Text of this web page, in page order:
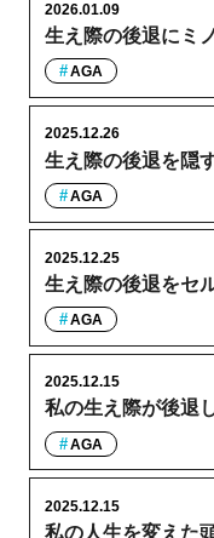
生え際の後退にミ
2026.01.09
AGA
生え際の後退を隠
2025.12.26
AGA
生え際の後退をセ
2025.12.25
AGA
私の生え際が後退
2025.12.15
AGA
私の人生を変えた
2025.12.15